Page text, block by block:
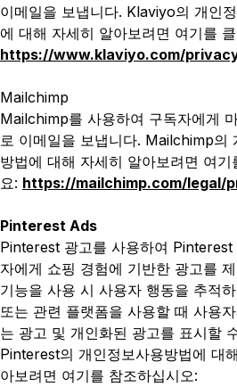
이메일을 보냅니다. Klaviyo의 개인
에 대해 자세히 알아보려면 여기를
https://www.klaviyo.com/
Mailchimp
Mailchimp를 사용하여 구독자에게
로 이메일을 보냅니다. Mailchimp의
방법에 대해 자세히 알아보려면 여기
요: https://mailchimp.com/legal/
Pinterest Ads
Pinterest 광고를 사용하여 Pinterest
자에게 쇼핑 경험에 기반한 광고를
기능을 사용 시 사용자 행동을 추적
또는 관련 플랫폼을 사용할 때 사용
는 광고 및 개인화된 광고를 표시할
Pinterest의 개인정보사용방법에 대
아보려면 여기를 참조하십시오: